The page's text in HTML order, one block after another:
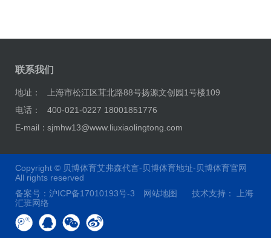
联系我们
地址：
上海市松江区茸北路88号扬源文创园1号楼109
电话：
400-021-0227 18001851776
E-mail：sjmhw13@www.liuxiaolingtong.com
Copyright © 贝博体育艾弗森代言-贝博体育地址-贝博体育官网
All rights reserved
备案号： 沪ICP备17010193号-3 网站地图 技术支持：
上海
汇班网络